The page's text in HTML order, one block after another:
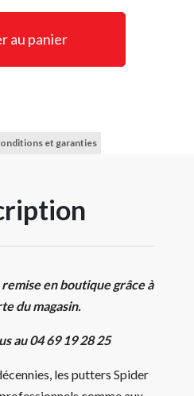
au panier
et garanties
en boutique grâce à
du magasin.
au 04 69 19 28 25
les putters Spider